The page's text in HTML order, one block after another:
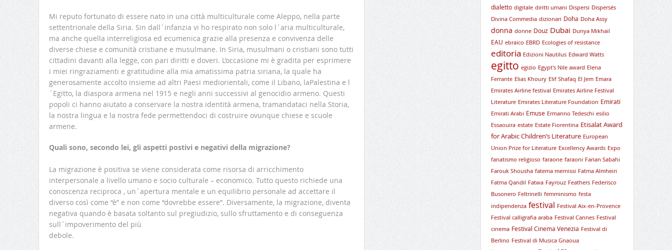
Mi reputo fortunato di essere nato in una città multiculturale come Aleppo, nella parte
settentrionale della Siria. Sin dall´infanzia vi ho respirato non solo l´aria multiculturale,
ma anche quella interreligiosa ed ecumenica grazie alla presenza e convivenza delle
diverse chiese e comunità cristiane e musulmane. In Siria, musulmani o cristiani sono tutti
cittadini davanti alla legge, con pari diritti e doveri. L’occasione mi è gradita per esprimere
i miei ringraziamenti e gratitudine alla mia amatissima patria siriana, la quale ha
generosamente accolto insieme ad altri Paesi mediorientali, come il Libano, laPalestina e l
´Egitto, la diaspora armena nel 1915 e negli anni successivi al genocidio armeno. Questi
popoli ci hanno aiutato a conservare la nostra identità armena, tramandataci nella Storia,
la nostra lingua e la nostra fede permettendoci di costruire ovunque chiese e scuole
armene.
Quali sono, secondo lei, gli aspetti postivi e negativi della migrazione?
La migrazione è positiva se viene considerata come risorsa di arricchimento
interpersonale a livello umano e socio culturale – economico. Tutto questo richiede una
conoscenza reciproca , un´apertura mentale e un equilibrio personale ad accettare il
diverso così come “è” e non come “dovrebbe essere”. Diversamente, la migrazione, diventa
negativa quando è basata soltanto sul pregiudizio, sullo sfruttamento e di conseguenza
sull´impoverimento del più
debole.
dialetto digitale diritti umani Dispersi Dispersés
Divina Commedia dizionari Doha Doha Assy
donna donne Douz Dubai Dunya Mikhail
EAU ebraico EBRD Ecologies of resistance
editoria Edizioni Nautilus Edward Watts
egitto egizio Egypt's Nile award Elena
Ferrante Elias Khoury Elif Shafaq El Jem Emara
Emirates Airline festival Emirates Airline Festival
Literature Emirates Literature Foundation Emirati
Emirati Arabi Emuse Ermanno Tedeschi esilio
Essaouira estate Estate Fiorentina Etisalat Award
for Arabic Children’s Literature European
Union Prize for Literature Excellency Awards Expo
fanatismo religioso faraone faraoni Farian Sabahi
Farouk Shousha fatema mernissi Fatma Almheiri
Fatma Qandil Fatwa Fayrouz Feathers Federisco
Busonero Feltrinelli femminismo festa
indipendenza festival Festival Aix-en-Provence
Festival calligrafia araba Festival Cannes Festival
cinema Festival Cinema Venezia Festival di
Berlino Festival di Musica Gnaoua